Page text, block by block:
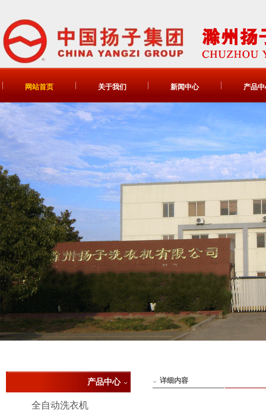
网站首页 关于我们 新闻中心 产品
产品中心
全自动洗衣机
详细内容